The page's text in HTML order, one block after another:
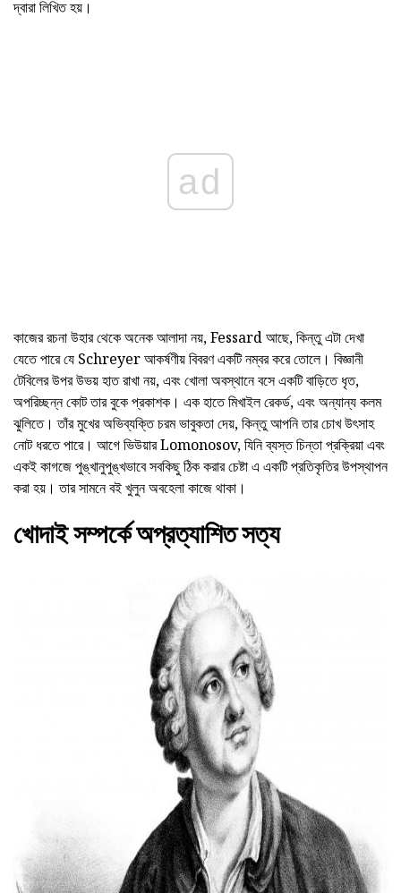
দ্বারা লিখিত হয়।
ad
কাজের রচনা উহার থেকে অনেক আলাদা নয়, Fessard আছে, কিন্তু এটা দেখা
যেতে পারে যে Schreyer আকর্ষণীয় বিবরণ একটি নম্বর করে তোলে। বিজ্ঞানী
টেবিলের উপর উভয় হাত রাখা নয়, এবং খোলা অবস্থানে বসে একটি বাড়িতে ধৃত,
অপরিচ্ছন্ন কোট তার বুকে প্রকাশক। এক হাতে মিখাইল রেকর্ড, এবং অন্যান্য কলম
ঝুলিতে। তাঁর মুখের অভিব্যক্তি চরম ভাবুকতা দেয়, কিন্তু আপনি তার চোখ উৎসাহ
নোট ধরতে পারে। আগে ভিউয়ার Lomonosov, যিনি ব্যস্ত চিন্তা প্রক্রিয়া এবং
একই কাগজে পুঙ্খানুপুঙ্খভাবে সবকিছু ঠিক করার চেষ্টা এ একটি প্রতিকৃতির উপস্থাপন
করা হয়। তার সামনে বই খুলুন অবহেলা কাজে থাকা।
খোদাই সম্পর্কে অপ্রত্যাশিত সত্য